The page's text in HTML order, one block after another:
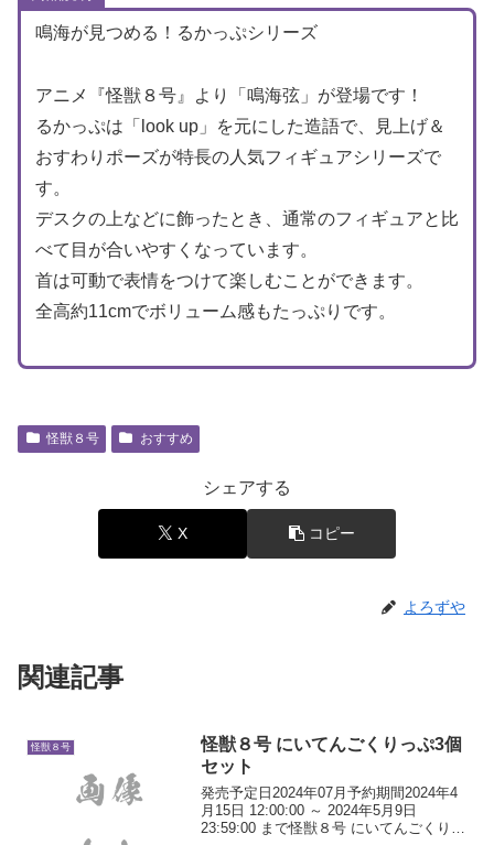
鳴海が見つめる！るかっぷシリーズ
アニメ『怪獣８号』より「鳴海弦」が登場です！
るかっぷは「look up」を元にした造語で、見上げ＆
おすわりポーズが特長の人気フィギュアシリーズで
す。
デスクの上などに飾ったとき、通常のフィギュアと比
べて目が合いやすくなっています。
首は可動で表情をつけて楽しむことができます。
全高約11cmでボリューム感もたっぷりです。
怪獣８号 おすすめ
シェアする
X コピー
よろずや
関連記事
怪獣８号
怪獣８号 にいてんごくりっぷ3個
セット
発売予定日2024年07月予約期間2024年4
月15日 12:00:00 ～ 2024年5月9日
23:59:00 まで怪獣８号 にいてんごくりっ